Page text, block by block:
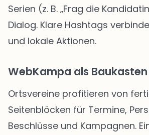
Serien (z. B. „Frag die
Dialog. Klare Hashtags
und lokale Aktionen.
WebKampa als Baukasten
Ortsvereine profitieren von
Seitenblöcken für Termine,
Beschlüsse und Kampagnen.